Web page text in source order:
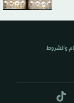
والشروط